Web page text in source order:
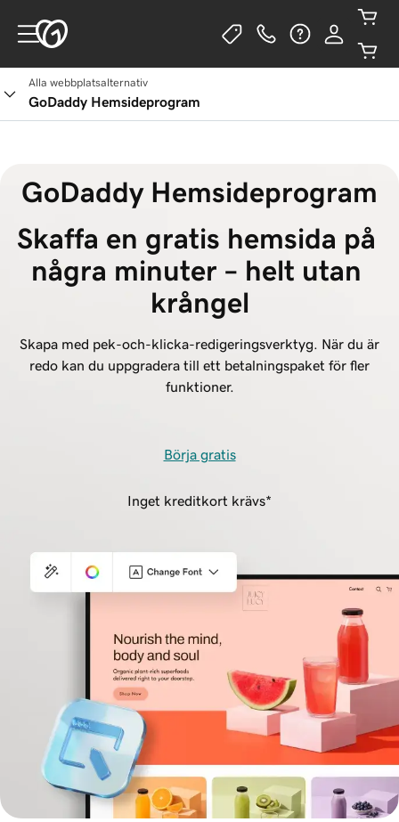
Alla webbplatsalternativ
GoDaddy Hemsideprogram
GoDaddy Hemsideprogram
Skaffa en gratis hemsida på
några minuter – helt utan
krångel
Skapa med pek-och-klicka-redigeringsverktyg. När du är
redo kan du uppgradera till ett betalningspaket för fler
funktioner.
Börja gratis
Inget kreditkort krävs*